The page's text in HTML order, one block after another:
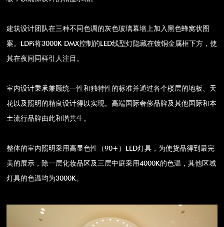
建筑设计团队在三种不同色调的灰色玻璃幕墙上加入黑色蜂窝状图
案。LDPi将3000K DMX控制的LED线型灯隐藏在镀铜金属框下方，使
其在夜间同样引人注目。
室内设计秉承兼顾统一性和独特性的标准并通过各个楼层的地板、天
花以及照明的精良设计得以实现。高端国际奢侈品牌及其他国际和本
土流行品牌由此和谐共生。
整体的室内照明采用高显色性（90+）LED灯具，为使货品得到最完
美的展示，除一层化妆品区及三层中庭采用4000K的色温，其他区域
灯具的色温均为3000K。